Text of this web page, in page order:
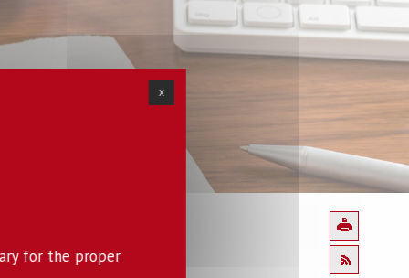
X
for the proper